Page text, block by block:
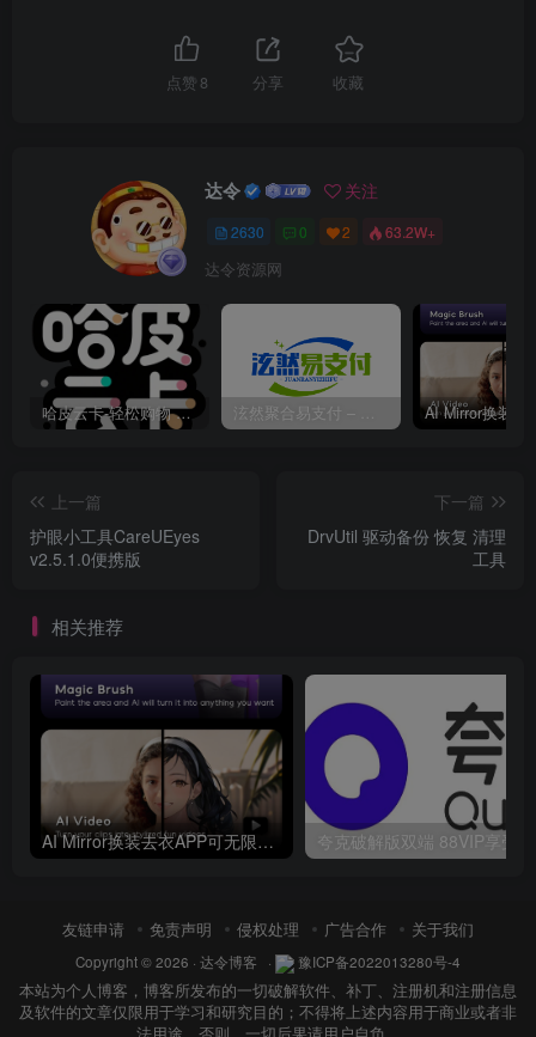
点赞 8 分享 收藏
达令 关注
2630 0 2 63.2W+
达令资源网
哈皮云卡-轻松购物 即买即发 泫然聚合易支付 – 行业领先的免签约支付平台
上一篇
护眼小工具CareUEyes
v2.5.1.0便携版
下一篇
DrvUtil 驱动备份 恢复 清理
工具
相关推荐
AI Mirror换装去衣APP可无限白嫖！
友链申请 免责声明 侵权处理 广告合作 关于我们
Copyright © 2026 · 达令博客 · 豫ICP备2022013280号-4
本站为个人博客，博客所发布的一切破解软件、补丁、注册机和注册信息
及软件的文章仅限用于学习和研究目的；不得将上述内容用于商业或者非